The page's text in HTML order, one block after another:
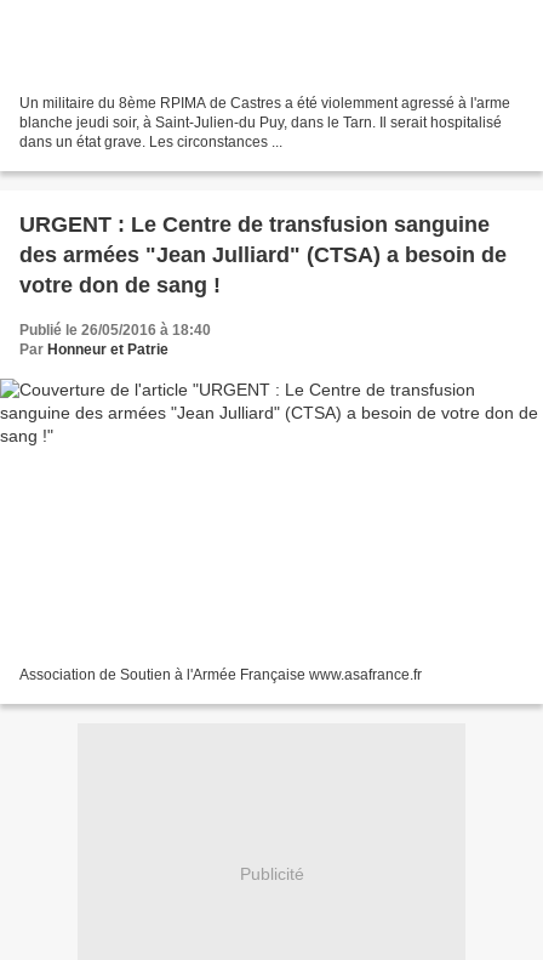
Un militaire du 8ème RPIMA de Castres a été violemment agressé à l'arme
blanche jeudi soir, à Saint-Julien-du Puy, dans le Tarn. Il serait hospitalisé
dans un état grave. Les circonstances ...
URGENT : Le Centre de transfusion sanguine
des armées "Jean Julliard" (CTSA) a besoin de
votre don de sang !
Publié le 26/05/2016 à 18:40
Par Honneur et Patrie
Association de Soutien à l'Armée Française www.asafrance.fr
Publicité